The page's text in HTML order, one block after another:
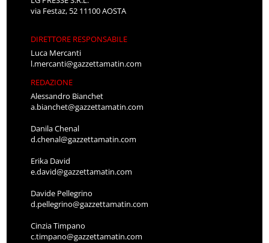
via Festaz, 52 11100 AOSTA
DIRETTORE RESPONSABILE
Luca Mercanti
l.mercanti@gazzettamatin.com
REDAZIONE
Alessandro Bianchet
a.bianchet@gazzettamatin.com
Danila Chenal
d.chenal@gazzettamatin.com
Erika David
e.david@gazzettamatin.com
Davide Pellegrino
d.pellegrino@gazzettamatin.com
Cinzia Timpano
c.timpano@gazzettamatin.com